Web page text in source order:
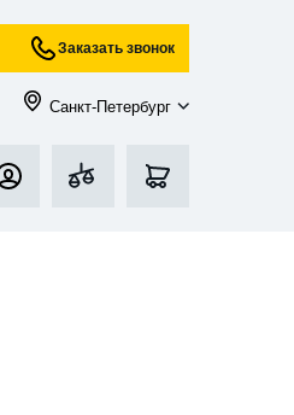
Заказать звонок
Санкт-Петербург